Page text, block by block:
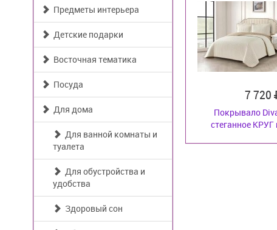
Предметы интерьера
Детские подарки
Восточная тематика
Посуда
Для дома
Для ванной комнаты и
туалета
Для обустройства и
удобства
Здоровый сон
7 720
Покрывало
стеганное КРУГ